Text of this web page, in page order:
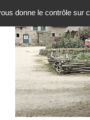
donne le contrôle sur